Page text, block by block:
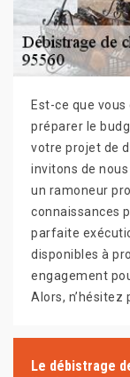
Est-ce que
préparer le
votre projet de
invitons de
un ramoneur
connaissances
parfaite
disponibles à
engagement
Alors, n’hésitez
Le débistrage